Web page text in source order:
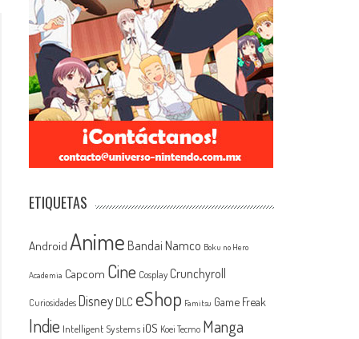
ETIQUETAS
Android Anime Bandai Namco Boku no Hero
Academia Capcom Cine Cosplay Crunchyroll
Curiosidades Disney DLC eShop Famitsu Game Freak
Indie Intelligent Systems iOS Koei Tecmo Manga